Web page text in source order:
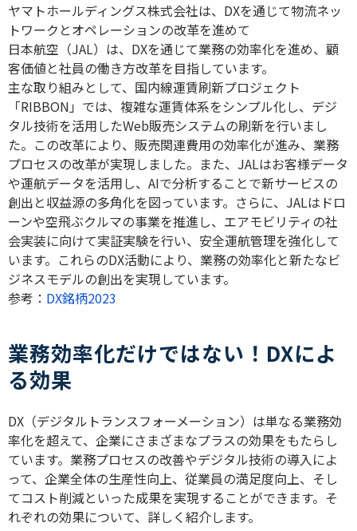
ヤマトホールディングス株式会社は、DXを通じて物流ネッ
トワークとオペレーションの改革を進めて
日本航空（JAL）は、DXを通じて業務の効率化を進め、顧
客価値と社員の働き方改革を目指しています。
主な取り組みとして、国内線運賃刷新プロジェクト
「RIBBON」では、複雑な運賃体系をシンプル化し、デジ
タル技術を活用したWeb販売システムの刷新を行いまし
た。この改革により、販売関連費用の効率化が進み、業務
プロセスの改革が実現しました。また、JALはお客様データ
や運航データを活用し、AIで分析することで新サービスの
創出と収益源の多角化を図っています。さらに、JALはドロ
ーンや空飛ぶクルマの事業を推進し、エアモビリティの社
会実装に向けて実証実験を行い、安全運航管理を強化して
います。これらのDX活動により、業務の効率化と新たなビ
ジネスモデルの創出を実現しています。
参考： DX銘柄2023
業務効率化だけではない！DXによ
る効果
DX（デジタルトランスフォーメーション）は単なる業務効
率化を超えて、企業にさまざまなプラスの効果をもたらし
ています。業務プロセスの改善やデジタル技術の導入によ
って、企業全体の生産性向上、従業員の満足度向上、そし
てコスト削減といった成果を実現することができます。そ
れぞれの効果について、詳しく紹介します。